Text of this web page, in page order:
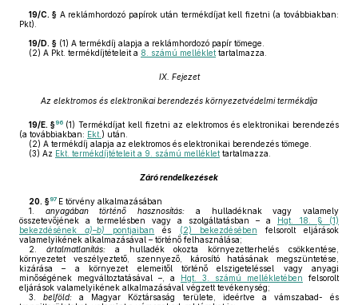
19/C. § A reklámhordozó papírok után termékdíjat kell fizetni (a továbbiakban:
Pkt).
19/D. § (1) A termékdíj alapja a reklámhordozó papír tömege.
(2) A Pkt. termékdíjtételeit a 8. számú melléklet tartalmazza.
IX. Fejezet
Az elektromos és elektronikai berendezés környezetvédelmi termékdíja
19/E. §96 (1) Termékdíjat kell fizetni az elektromos és elektronikai berendezés
(a továbbiakban: Ekt. ) után.
(2) A termékdíj alapja az elektromos és elektronikai berendezés tömege.
(3) Az Ekt. termékdíjtételeit a 9. számú melléklet tartalmazza.
Záró rendelkezések
20. §97 E törvény alkalmazásában
1.
anyagában történő hasznosítás: a hulladéknak vagy valamely
összetevőjének a termelésben vagy a szolgáltatásban – a Hgt. 18. § (1)
bekezdéséneka)–b) pontjaiban és (2) bekezdésében felsorolt eljárások
valamelyikének alkalmazásával – történő felhasználása;
2.
ártalmatlanítás:a hulladék okozta környezetterhelés csökkentése,
környezetet veszélyeztető, szennyező, károsító hatásának megszüntetése,
kizárása – a környezet elemeitől történő elszigeteléssel vagy anyagi
minőségének megváltoztatásával –, a Hgt. 3. számú mellékletében felsorolt
eljárások valamelyikének alkalmazásával végzett tevékenység;
3.
belföld: a Magyar Köztársaság területe, ideértve a vámszabad- és